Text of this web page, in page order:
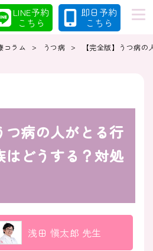
LINE予約
こちら
即日予約
こちら
採用情報
コラム > うつ病 > 【完全版】うつ病
つ病の人がとる行
はどうする？対処
浅田 愼太郎 先生